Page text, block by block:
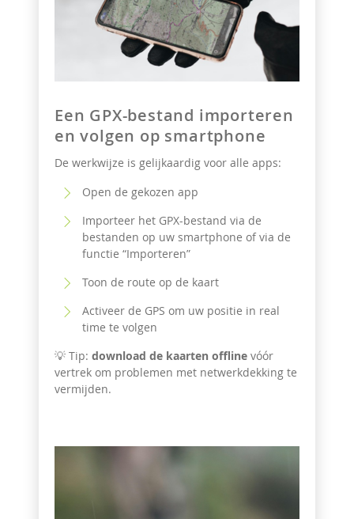
Een GPX-bestand importeren
en volgen op smartphone
De werkwijze is gelijkaardig voor alle apps:
Open de gekozen app
Importeer het GPX-bestand via de
bestanden op uw smartphone of via de
functie “Importeren”
Toon de route op de kaart
Activeer de GPS om uw positie in real
time te volgen
💡 Tip: download de kaarten offline vóór
vertrek om problemen met netwerkdekking te
vermijden.